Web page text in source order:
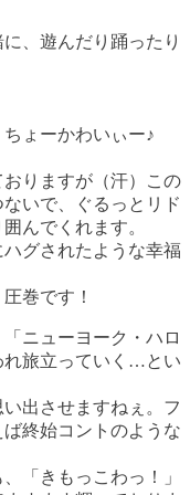
、遊んだり踊ったり
ょーかわいぃー♪
りますが（汗）この
いで、ぐるっとリド
んでくれます。
グされたような幸福
巻です！
ニューヨーク・ハロ
れ旅立っていく…とい
出させますねぇ。フ
終始コントのような
「きもっこわっ！」